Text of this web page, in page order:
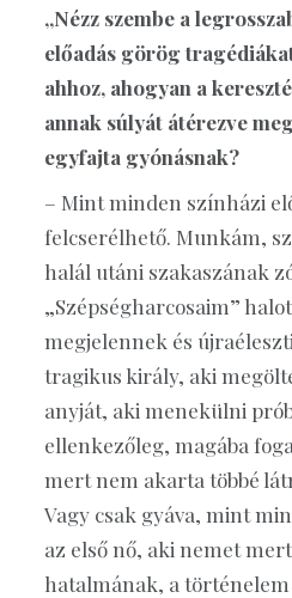
„Nézz szembe a
előadás görög
ahhoz, ahogyan a
annak súlyát átérezve
egyfajta gyónásnak?
– Mint minden színházi
felcserélhető. Munkám,
halál utáni szakaszának
„Szépségharcosaim”
megjelennek és
tragikus király, aki
anyját, aki menekülni
ellenkezőleg, magába
mert nem akarta többé
Vagy csak gyáva, mint
az első nő, aki nemet
hatalmának, a